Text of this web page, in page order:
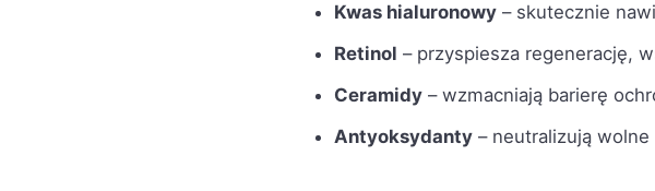
Kwas hialuronowy – skutecznie
Retinol – przyspiesza regenerację,
Ceramidy – wzmacniają barierę
Antyoksydanty – neutralizują